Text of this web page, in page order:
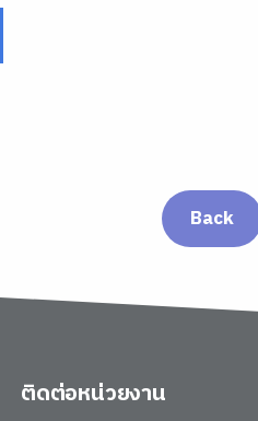
Back
ติดต่อหน่วยงาน